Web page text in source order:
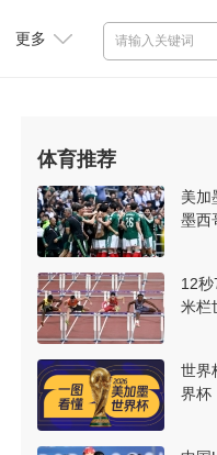
更多
体育推荐
美加
墨西
12
米栏
世界
界杯